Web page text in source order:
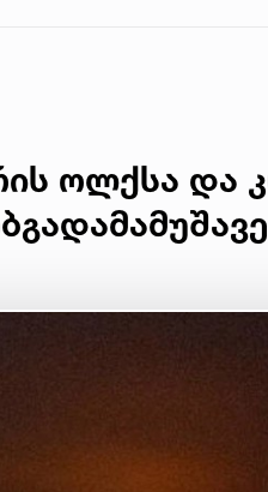
ოლქსა და